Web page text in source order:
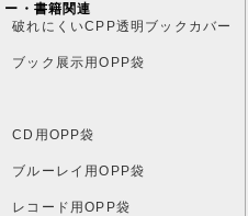
ー・書籍関連
破れにくいCPP透明ブックカバー
ブック展示用OPP袋
CD用OPP袋
ブルーレイ用OPP袋
レコード用OPP袋